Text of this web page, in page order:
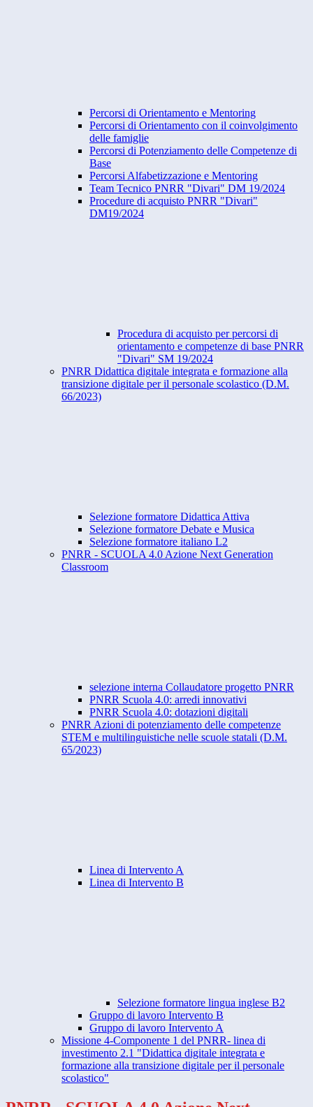
Percorsi di Orientamento e Mentoring
Percorsi di Orientamento con il coinvolgimento
delle famiglie
Percorsi di Potenziamento delle Competenze di
Base
Percorsi Alfabetizzazione e Mentoring
Team Tecnico PNRR "Divari" DM 19/2024
Procedure di acquisto PNRR "Divari"
DM19/2024
Procedura di acquisto per percorsi di
orientamento e competenze di base PNRR
"Divari" SM 19/2024
PNRR Didattica digitale integrata e formazione alla
transizione digitale per il personale scolastico (D.M.
66/2023)
Selezione formatore Didattica Attiva
Selezione formatore Debate e Musica
Selezione formatore italiano L2
PNRR - SCUOLA 4.0 Azione Next Generation
Classroom
selezione interna Collaudatore progetto PNRR
PNRR Scuola 4.0: arredi innovativi
PNRR Scuola 4.0: dotazioni digitali
PNRR Azioni di potenziamento delle competenze
STEM e multilinguistiche nelle scuole statali (D.M.
65/2023)
Linea di Intervento A
Linea di Intervento B
Selezione formatore lingua inglese B2
Gruppo di lavoro Intervento B
Gruppo di lavoro Intervento A
Missione 4-Componente 1 del PNRR- linea di
investimento 2.1 "Didattica digitale integrata e
formazione alla transizione digitale per il personale
scolastico"